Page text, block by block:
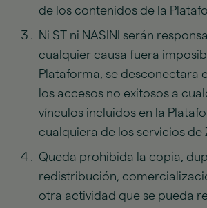
de los contenidos de la
Ni ST ni NASINI serán
cualquier causa fuera
Plataforma, se desconectara
los accesos no exitosos a
vínculos incluidos en la
cualquiera de los servicios de
Queda prohibida la copia,
redistribución,
otra actividad que se pueda